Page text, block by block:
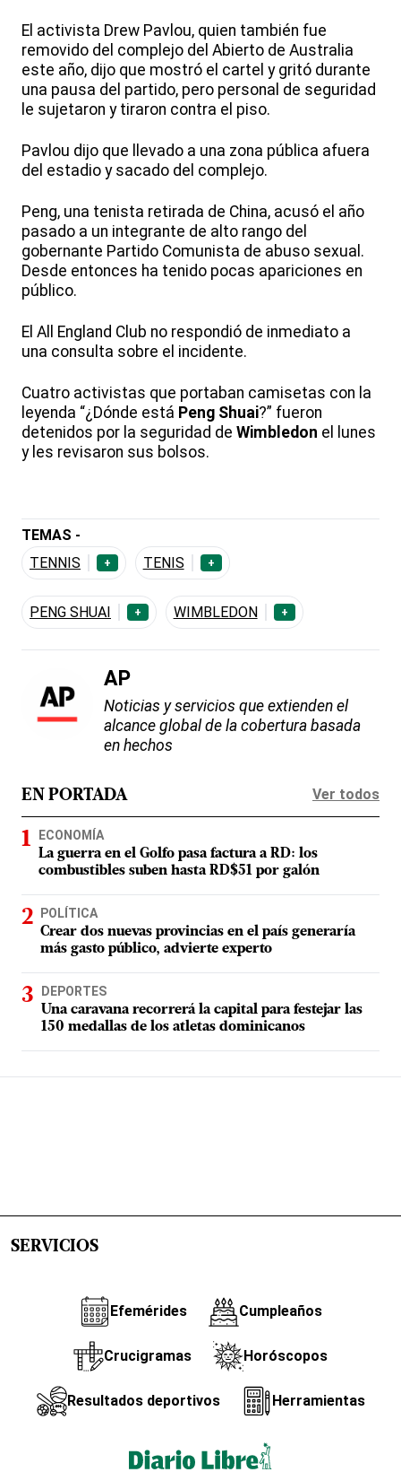
El activista Drew Pavlou, quien también fue
removido del complejo del Abierto de Australia
este año, dijo que mostró el cartel y gritó durante
una pausa del partido, pero personal de seguridad
le sujetaron y tiraron contra el piso.
Pavlou dijo que llevado a una zona pública afuera
del estadio y sacado del complejo.
Peng, una tenista retirada de China, acusó el año
pasado a un integrante de alto rango del
gobernante Partido Comunista de abuso sexual.
Desde entonces ha tenido pocas apariciones en
público.
El All England Club no respondió de inmediato a
una consulta sobre el incidente.
Cuatro activistas que portaban camisetas con la
leyenda “¿Dónde está Peng Shuai?” fueron
detenidos por la seguridad de Wimbledon el lunes
y les revisaron sus bolsos.
TEMAS -
TENNIS
+ TENIS +
PENG SHUAI + WIMBLEDON +
AP
Noticias y servicios que extienden el
alcance global de la cobertura basada
en hechos
EN PORTADA Ver todos
ECONOMÍA
La guerra en el Golfo pasa factura a RD: los
combustibles suben hasta RD$51 por galón
POLÍTICA
Crear dos nuevas provincias en el país generaría
más gasto público, advierte experto
DEPORTES
Una caravana recorrerá la capital para festejar las
150 medallas de los atletas dominicanos
SERVICIOS
Efemérides Cumpleaños
Crucigramas Horóscopos
Resultados deportivos Herramientas